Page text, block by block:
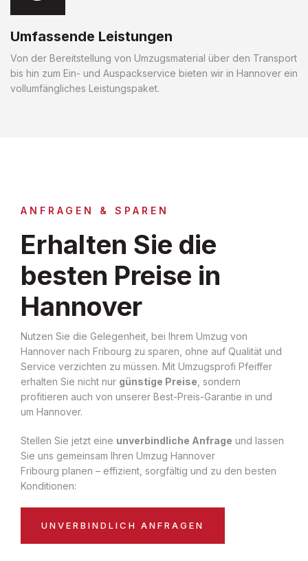
Umfassende Leistungen
Von der Bereitstellung von Umzugsmaterial über den Transport
bis hin zum Ein- und Auspackservice bieten wir in Hannover ein
vollumfängliches Leistungspaket.
ANFRAGEN & SPAREN
Erhalten Sie die
besten Preise in
Hannover
Nutzen Sie die Gelegenheit, bei Ihrem Umzug von
Hannover nach Fribourg zu sparen, ohne auf Qualität und
Service verzichten zu müssen. Mit Umzugsprofi Pfeiffer
erhalten Sie nicht nur günstige Preise , sondern
profitieren auch von unserer Best-Preis-Garantie in und
um Hannover.
Stellen Sie jetzt eine unverbindliche Anfrage und lassen
Sie uns gemeinsam Ihren Umzug Hannover
Fribourg planen – effizient, sorgfältig und zu den besten
Konditionen:
UNVERBINDLICH ANFRAGEN